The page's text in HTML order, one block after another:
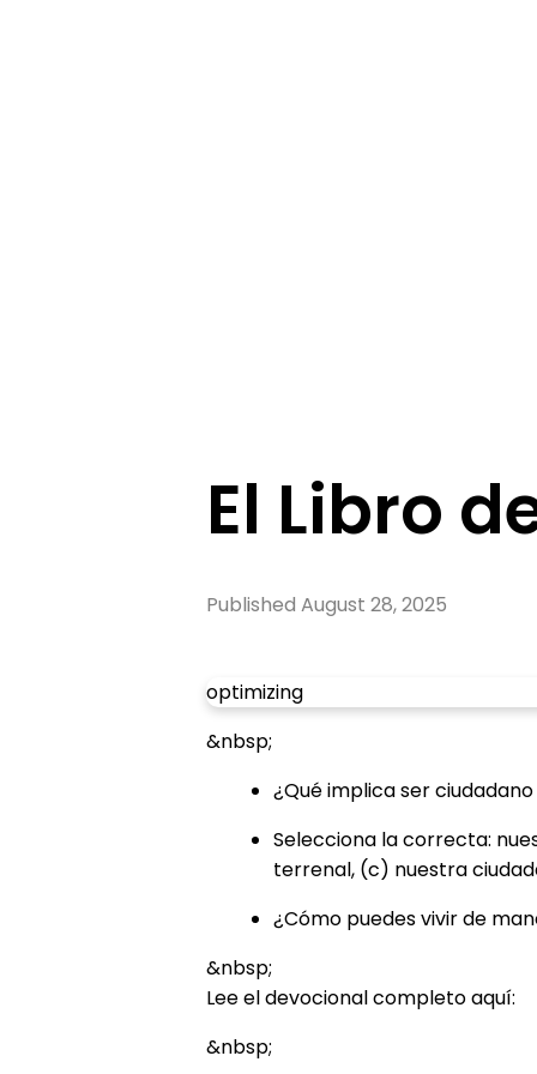
El Libro
Published August 28, 2025
optimizing
&nbsp;
¿Qué implica ser
Selecciona la correcta:
terrenal, (c) nuestra
¿Cómo puedes vivir de
&nbsp;
Lee el devocional completo aquí:
&nbsp;